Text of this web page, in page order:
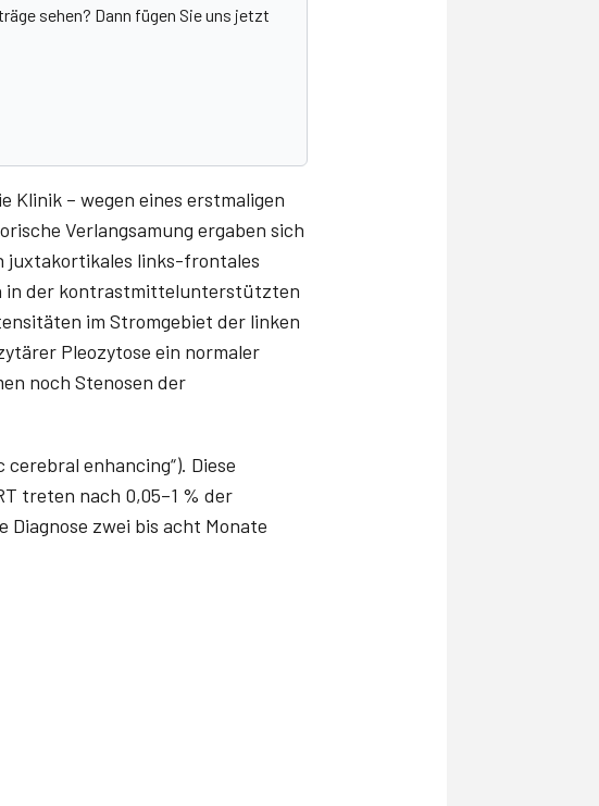
sehen? Dann fügen Sie uns jetzt
Klinik – wegen eines erstmaligen
Verlangsamung ergaben sich
juxtakortikales links-frontales
in der kontrastmittelunterstützten
im Stromgebiet der linken
Pleozytose ein normaler
noch Stenosen der
enhancing“). Diese
treten nach 0,05–1 % der
zwei bis acht Monate